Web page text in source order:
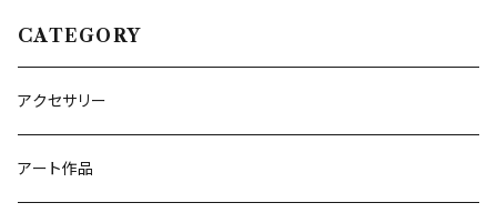
CATEGORY
アクセサリー
アート作品